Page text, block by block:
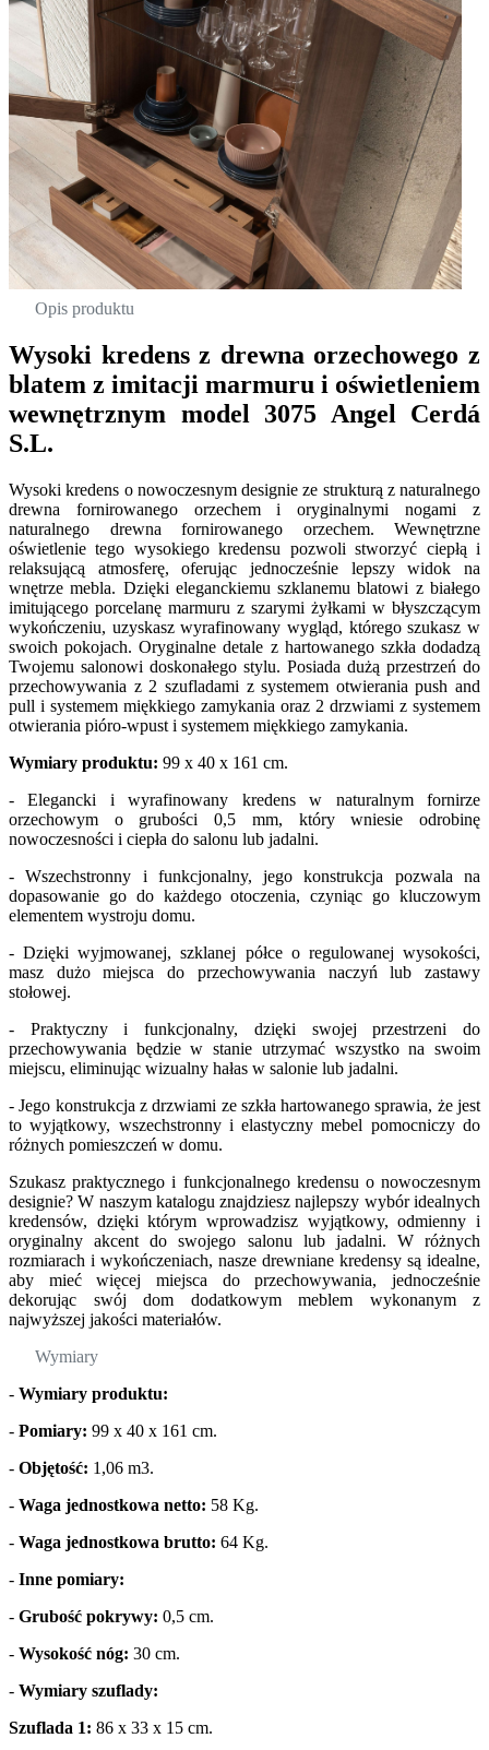
Opis produktu
Wysoki kredens z drewna orzechowego z
blatem z imitacji marmuru i oświetleniem
wewnętrznym model 3075 Angel Cerdá
S.L.
Wysoki kredens o nowoczesnym designie ze strukturą z naturalnego
drewna fornirowanego orzechem i oryginalnymi nogami z
naturalnego drewna fornirowanego orzechem. Wewnętrzne
oświetlenie tego wysokiego kredensu pozwoli stworzyć ciepłą i
relaksującą atmosferę, oferując jednocześnie lepszy widok na
wnętrze mebla. Dzięki eleganckiemu szklanemu blatowi z białego
imitującego porcelanę marmuru z szarymi żyłkami w błyszczącym
wykończeniu, uzyskasz wyrafinowany wygląd, którego szukasz w
swoich pokojach. Oryginalne detale z hartowanego szkła dodadzą
Twojemu salonowi doskonałego stylu. Posiada dużą przestrzeń do
przechowywania z 2 szufladami z systemem otwierania push and
pull i systemem miękkiego zamykania oraz 2 drzwiami z systemem
otwierania pióro-wpust i systemem miękkiego zamykania.
Wymiary produktu: 99 x 40 x 161 cm.
- Elegancki i wyrafinowany kredens w naturalnym fornirze
orzechowym o grubości 0,5 mm, który wniesie odrobinę
nowoczesności i ciepła do salonu lub jadalni.
- Wszechstronny i funkcjonalny, jego konstrukcja pozwala na
dopasowanie go do każdego otoczenia, czyniąc go kluczowym
elementem wystroju domu.
- Dzięki wyjmowanej, szklanej półce o regulowanej wysokości,
masz dużo miejsca do przechowywania naczyń lub zastawy
stołowej.
- Praktyczny i funkcjonalny, dzięki swojej przestrzeni do
przechowywania będzie w stanie utrzymać wszystko na swoim
miejscu, eliminując wizualny hałas w salonie lub jadalni.
- Jego konstrukcja z drzwiami ze szkła hartowanego sprawia, że jest
to wyjątkowy, wszechstronny i elastyczny mebel pomocniczy do
różnych pomieszczeń w domu.
Szukasz praktycznego i funkcjonalnego kredensu o nowoczesnym
designie? W naszym katalogu znajdziesz najlepszy wybór idealnych
kredensów, dzięki którym wprowadzisz wyjątkowy, odmienny i
oryginalny akcent do swojego salonu lub jadalni. W różnych
rozmiarach i wykończeniach, nasze drewniane kredensy są idealne,
aby mieć więcej miejsca do przechowywania, jednocześnie
dekorując swój dom dodatkowym meblem wykonanym z
najwyższej jakości materiałów.
Wymiary
- Wymiary produktu:
- Pomiary: 99 x 40 x 161 cm.
- Objętość: 1,06 m3.
- Waga jednostkowa netto: 58 Kg.
- Waga jednostkowa brutto: 64 Kg.
- Inne pomiary:
- Grubość pokrywy: 0,5 cm.
- Wysokość nóg: 30 cm.
- Wymiary szuflady:
Szuflada 1: 86 x 33 x 15 cm.